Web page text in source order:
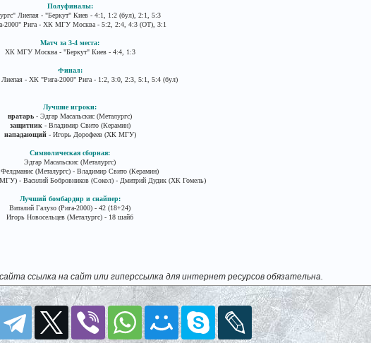
Полуфиналы:
Лиепая - "Беркут" Киев - 4:1, 1:2 (бул), 2:1, 5:3
2000" Рига - ХК МГУ Москва - 5:2, 2:4, 4:3 (ОТ), 3:1
Матч за 3-4 места:
ХК МГУ Москва - "Беркут" Киев - 4:4, 1:3
Финал:
Лиепая - ХК "Рига-2000" Рига - 1:2, 3:0, 2:3, 5:1, 5:4 (бул)
Лучшие игроки:
вратарь - Эдгар Масальскис (Металургс)
защитник- Владимир Свито (Керамин)
нападающий- Игорь Дорофеев (ХК МГУ)
Символическая сборная:
Эдгар Масальскис (Металургс)
Фелдманис (Металургс) - Владимир Свито (Керамин)
- Василий Бобровников (Сокол) - Дмитрий Дудик (ХК Гомель)
Лучший бомбардир и снайпер:
Виталий Галузо (Рига-2000) - 42 (18+24)
Игорь Новосельцев (Металургс) - 18 шайб
ссылка на сайт или гиперссылка для интернет ресурсов обязательна.